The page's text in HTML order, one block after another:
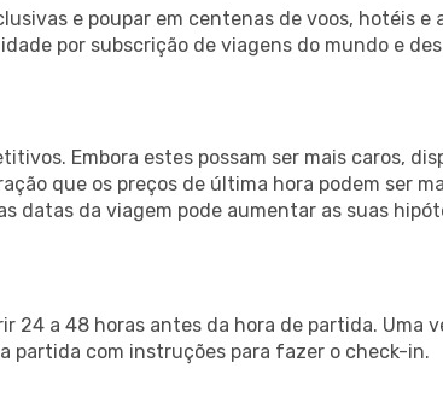
e poupar em centenas de voos, hotéis e
por subscrição de viagens do mundo e
Embora estes possam ser mais caros,
que os preços de última hora podem ser
datas da viagem pode aumentar as suas
24 a 48 horas antes da hora de partida. Uma
partida com instruções para fazer o check-in.